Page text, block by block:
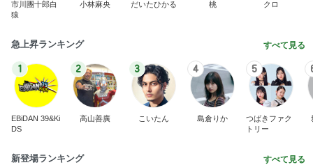
市川團十郎白
猿
小林麻央 だいたひかる 桃 クロ
急上昇ランキング すべて見る
1
EBiDAN 39&Ki
DS
2
高山善廣
3
こいたん
4
島倉りか
5
つばきファク
トリー
新登場ランキング すべて見る